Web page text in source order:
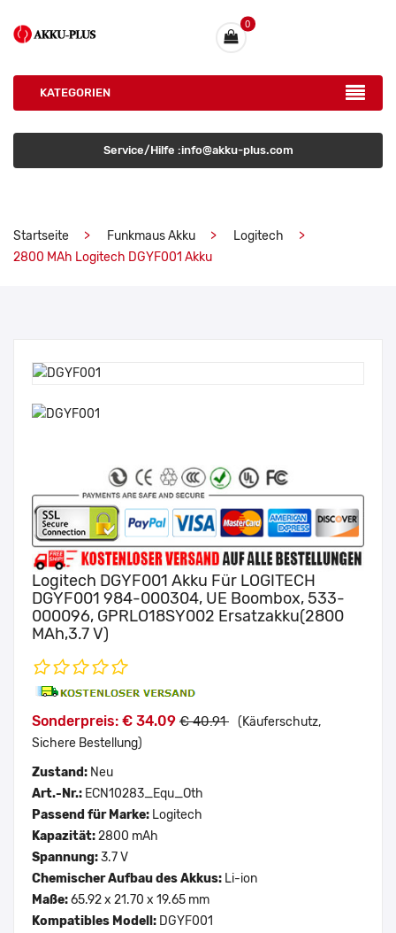
0
KATEGORIEN
Service/Hilfe :info@akku-plus.com
Startseite Funkmaus Akku
Logitech
2800 MAh Logitech DGYF001 Akku
Logitech DGYF001 Akku Für LOGITECH
DGYF001 984-000304, UE Boombox, 533-
000096, GPRLO18SY002 Ersatzakku(2800
MAh,3.7 V)
Sonderpreis: € 34.09 € 40.91 (Käuferschutz,
Sichere Bestellung)
Zustand: Neu
Art.-Nr.: ECN10283_Equ_Oth
Passend für Marke: Logitech
Kapazität:2800 mAh
Spannung:3.7 V
Chemischer Aufbau des Akkus: Li-ion
Maße:65.92 x 21.70 x 19.65 mm
Kompatibles Modell: DGYF001